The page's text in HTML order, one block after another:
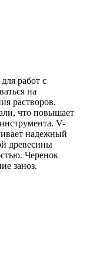
работ с
на
растворов.
что повышает
V-
надежный
древесины
Черенок
заноз.